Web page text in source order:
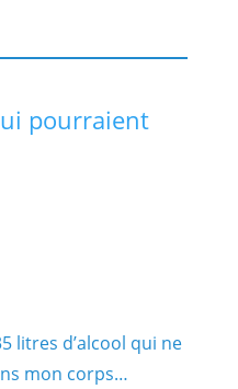
pourraient
litres d’alcool qui ne
mon corps…